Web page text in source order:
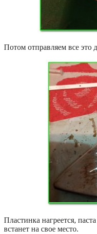
Потом отправляем все это
Пластинка нагреется,
встанет на свое место.